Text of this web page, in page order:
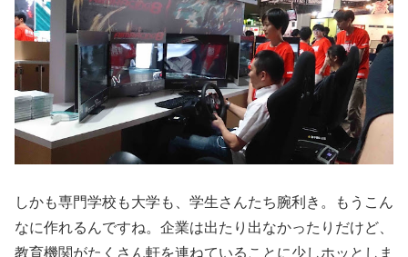
しかも専門学校も大学も、学生さんたち腕利き。もうこん
なに作れるんですね。企業は出たり出なかったりだけど、
教育機関がたくさん軒を連ねていることに少しホッとしま